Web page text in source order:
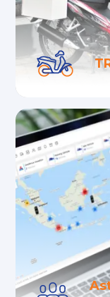
Layanan